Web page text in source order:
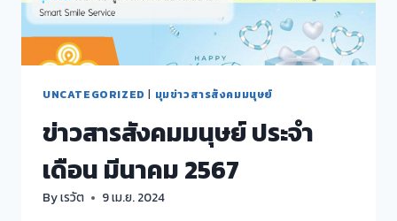
UNCATEGORIZED มุมข่าวสารสังคมมนุษย์
ข่าวสารสังคมมนุษย์ ประจำ
เดือน มีนาคม 2567
Byเรวัต 9 เม.ย. 2024